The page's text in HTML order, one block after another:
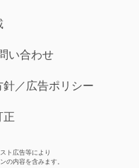
い合わせ
／広告ポリシー
正
ト広告等により
の内容を含みます。